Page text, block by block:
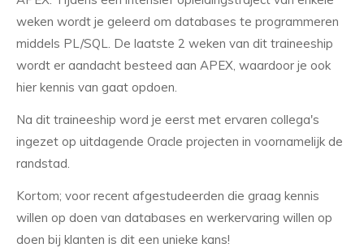
weken wordt je geleerd om databases te programmeren
middels PL/SQL. De laatste 2 weken van dit traineeship
wordt er aandacht besteed aan APEX, waardoor je ook
hier kennis van gaat opdoen.
Na dit traineeship word je eerst met ervaren collega's
ingezet op uitdagende Oracle projecten in voornamelijk de
randstad.
Kortom; voor recent afgestudeerden die graag kennis
willen op doen van databases en werkervaring willen op
doen bij klanten is dit een unieke kans!